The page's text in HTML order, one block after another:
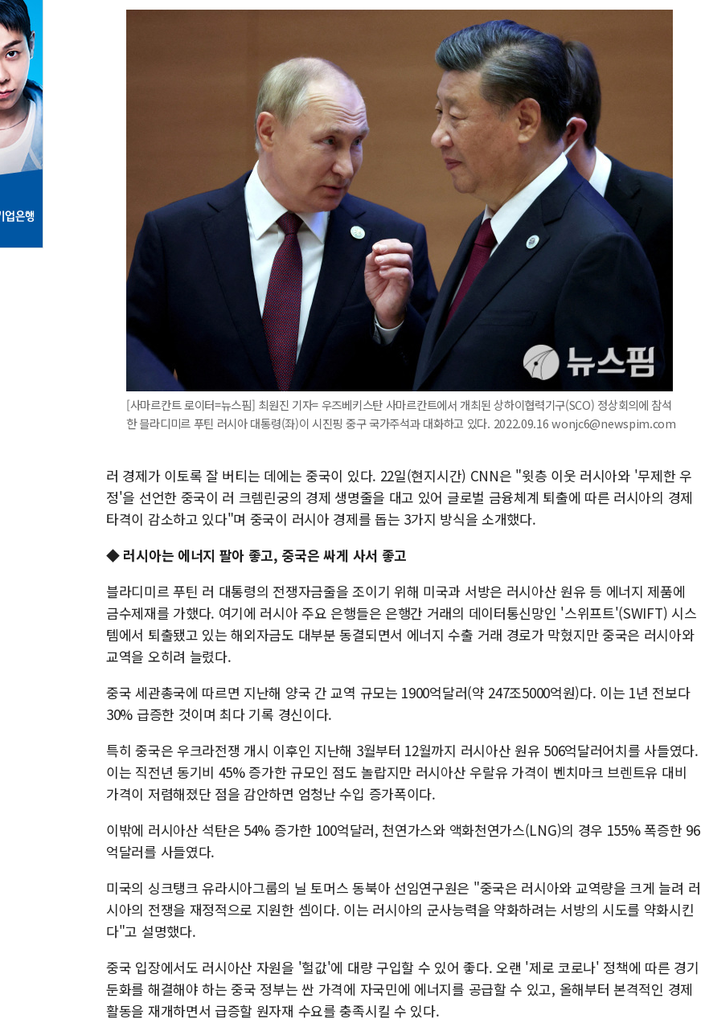
[사마르칸트 로이터=뉴스핌] 최원진 기자= 우즈베키스탄 사마르칸트에서 개최된 상하이협력기구(SCO) 정상회의에 참석
한 블라디미르 푸틴 러시아 대통령(좌)이 시진핑 중구 국가주석과 대화하고 있다. 2022.09.16 wonjc6@newspim.com
러 경제가 이토록 잘 버티는 데에는 중국이 있다. 22일(현지시간) CNN은 "윗층 이웃 러시아와 '무제한 우
정'을 선언한 중국이 러 크렘린궁의 경제 생명줄을 대고 있어 글로벌 금융체계 퇴출에 따른 러시아의 경제
타격이 감소하고 있다"며 중국이 러시아 경제를 돕는 3가지 방식을 소개했다.
◆ 러시아는 에너지 팔아 좋고, 중국은 싸게 사서 좋고
블라디미르 푸틴 러 대통령의 전쟁자금줄을 조이기 위해 미국과 서방은 러시아산 원유 등 에너지 제품에
금수제재를 가했다. 여기에 러시아 주요 은행들은 은행간 거래의 데이터통신망인 '스위프트'(SWIFT) 시스
템에서 퇴출됐고 있는 해외자금도 대부분 동결되면서 에너지 수출 거래 경로가 막혔지만 중국은 러시아와
교역을 오히려 늘렸다.
중국 세관총국에 따르면 지난해 양국 간 교역 규모는 1900억달러(약 247조5000억원)다. 이는 1년 전보다
30% 급증한 것이며 최다 기록 경신이다.
특히 중국은 우크라전쟁 개시 이후인 지난해 3월부터 12월까지 러시아산 원유 506억달러어치를 사들였다.
이는 직전년 동기비 45% 증가한 규모인 점도 놀랍지만 러시아산 우랄유 가격이 벤치마크 브렌트유 대비
가격이 저렴해졌단 점을 감안하면 엄청난 수입 증가폭이다.
이밖에 러시아산 석탄은 54% 증가한 100억달러, 천연가스와 액화천연가스(LNG)의 경우 155% 폭증한 96
억달러를 사들였다.
미국의 싱크탱크 유라시아그룹의 닐 토머스 동북아 선임연구원은 "중국은 러시아와 교역량을 크게 늘려 러
시아의 전쟁을 재정적으로 지원한 셈이다. 이는 러시아의 군사능력을 약화하려는 서방의 시도를 약화시킨
다"고 설명했다.
중국 입장에서도 러시아산 자원을 '헐값'에 대량 구입할 수 있어 좋다. 오랜 '제로 코로나' 정책에 따른 경기
둔화를 해결해야 하는 중국 정부는 싼 가격에 자국민에 에너지를 공급할 수 있고, 올해부터 본격적인 경제
활동을 재개하면서 급증할 원자재 수요를 충족시킬 수 있다.